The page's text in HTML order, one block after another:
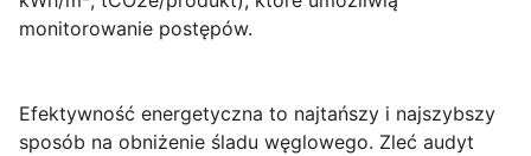
monitorowanie postępów.
Efektywność energetyczna to najtańszy i najszybszy
sposób na obniżenie śladu węglowego. Zleć audyt